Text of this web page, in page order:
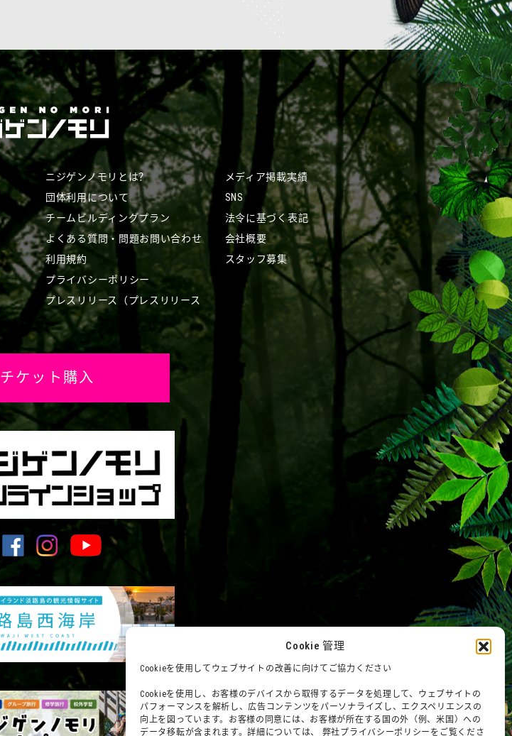
Cookie 管理
Cookieを使用してウェブサイトの改善に向けてご協力ください
Cookieを使用し、お客様のデバイスから取得するデータを処理して、ウェブサイトの
パフォーマンスを解析し、広告コンテンツをパーソナライズし、エクスペリエンスの
向上を図っています。お客様の同意には、お客様が所在する国の外（例、米国）への
データ移転が含まれます。詳細については、 弊社プライバシーポリシーをご覧くださ
ニジゲンノモリとは？
団体利用について
チームビルディングプラン
よくある質問・問題お問い合わせ
利用規約
プライバシーポリシー
プレスリリース（プレスリリース
メディア掲載実績
SNS
法令に基づく表記
会社概要
スタッフ募集
チケット購入